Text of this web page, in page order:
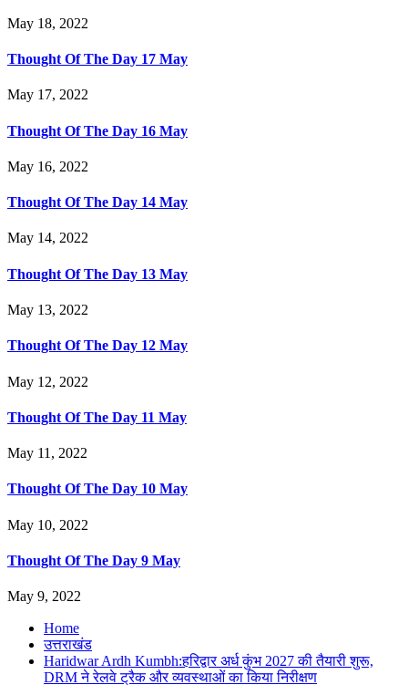
May 18, 2022
Thought Of The Day 17 May
May 17, 2022
Thought Of The Day 16 May
May 16, 2022
Thought Of The Day 14 May
May 14, 2022
Thought Of The Day 13 May
May 13, 2022
Thought Of The Day 12 May
May 12, 2022
Thought Of The Day 11 May
May 11, 2022
Thought Of The Day 10 May
May 10, 2022
Thought Of The Day 9 May
May 9, 2022
Home
उत्तराखंड
Haridwar Ardh Kumbh:हरिद्वार अर्ध कुंभ 2027 की तैयारी शुरू,
DRM ने रेलवे ट्रैक और व्यवस्थाओं का किया निरीक्षण